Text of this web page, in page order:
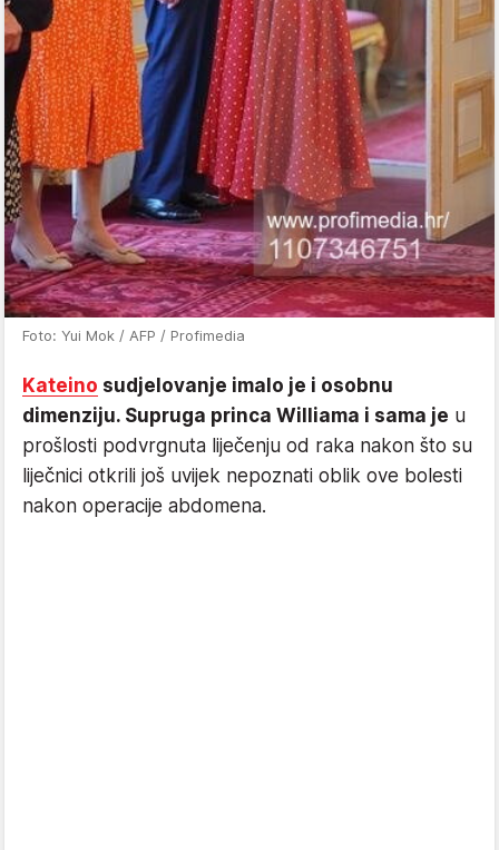
Foto: Yui Mok / AFP / Profimedia
Kateino sudjelovanje imalo je i osobnu
dimenziju. Supruga princa Williama i sama je u
prošlosti podvrgnuta liječenju od raka nakon što su
liječnici otkrili još uvijek nepoznati oblik ove bolesti
nakon operacije abdomena.